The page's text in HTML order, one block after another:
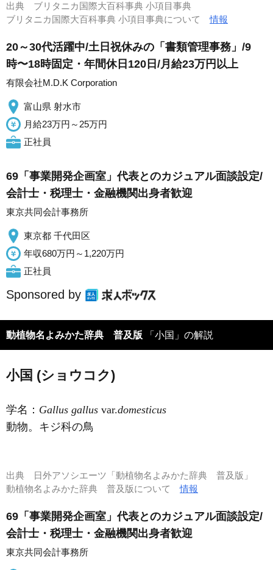
出典 ブリタニカ国際大百科事典 小項目事典
ブリタニカ国際大百科事典 小項目事典について情報
20～30代活躍中/土日祝休みの「書類管理事務」/9
時〜18時固定・年間休日120日/月給23万円以上
有限会社M.D.K Corporation
富山県 射水市
月給23万円～25万円
正社員
69「事業開発企画室」代表とのカジュアル面談設定/
会計士・税理士・金融機関出身者歓迎
東京共同会計事務所
東京都 千代田区
年収680万円～1,220万円
正社員
Sponsored by
動植物名よみかた辞典 普及版 「小国」の解説
小国 (ショウコク)
学名： Gallus gallus var.domesticus
動物。キジ科の鳥
出典
日外アソシエーツ「動植物名よみかた辞典 普及版」
動植物名よみかた辞典 普及版について情報
69「事業開発企画室」代表とのカジュアル面談設定/
会計士・税理士・金融機関出身者歓迎
東京共同会計事務所